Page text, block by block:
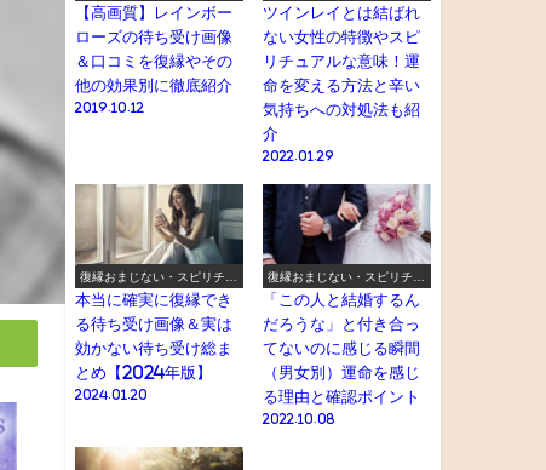
アル
【高画質】レインボー
ローズの待ち受け画像
＆口コミを復縁やその
他の効果別に徹底紹介
2019.10.12
アル
ツインレイとは結ばれ
ない女性の特徴やスピ
リチュアルな意味！運
命を変える方法と辛い
気持ちへの対処法も紹
介
2022.01.29
復縁おまじない・スピリチュ
アル
本当に確実に復縁でき
る待ち受け画像＆実は
効かない待ち受け総ま
とめ【2024年版】
2024.01.20
復縁おまじない・スピリチュ
アル
「この人と結婚するん
だろうな」と付き合っ
てないのに感じる瞬間
（男女別）運命を感じ
る理由と確認ポイント
2022.10.08